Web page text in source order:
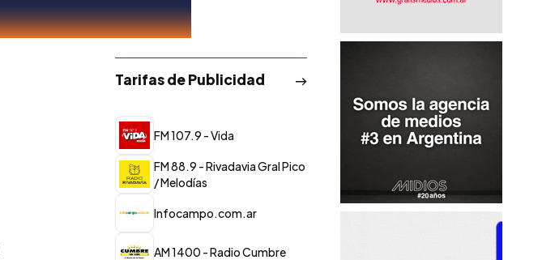
Tarifas de Publicidad
FM 107.9 - Vida
FM 88.9 - Rivadavia Gral Pico
/ Melodías
Infocampo.com.ar
AM 1400 - Radio Cumbre